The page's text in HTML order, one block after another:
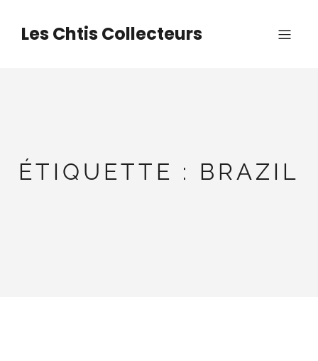
contenuLes Chtis Collecteurs
ÉTIQUETTE : BRAZIL